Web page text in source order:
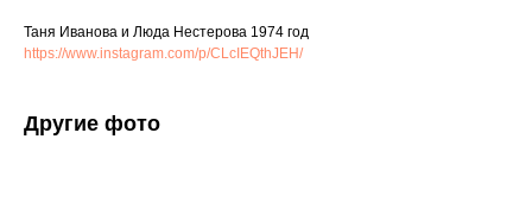
Таня Иванова и Люда Нестерова 1974 год
https://www.instagram.com/p/CLcIEQthJEH/
Другие фото